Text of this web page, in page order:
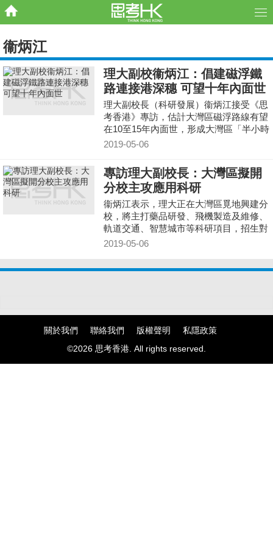
衞炳江
理大副校衞炳江：倡建磁浮鐵
路連接港深穗 可望十年內面世
理大副校長（科研發展）衞炳江接受《思
考香港》專訪，估計大灣區磁浮路線有望
在10至15年內面世，形成大灣區「半小時
生活圈」。他預計建議又會被批評為「大
2019-05-06
專訪理大副校長：大灣區擬開
分校主攻應用科研
衞炳江表示，理大正在大灣區覓地興建分
校，將主打藥品研發、飛機製造及維修、
軌道交通、智慧城市等科研項目，招生對
象包括內地及香港學生，希望兩地人才互
2019-05-06
關於我們 聯絡我們 版權聲明
私隱政策
©2026 思考香港. All rights reserved.